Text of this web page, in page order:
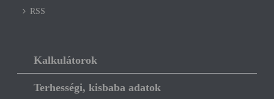
RSS
Kalkulátorok
Terhességi, kisbaba adatok